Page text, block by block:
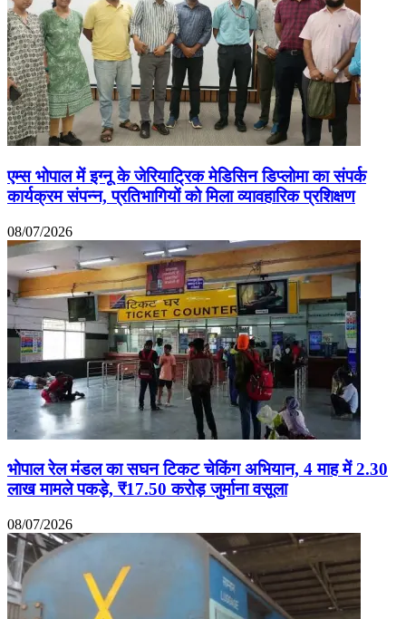
एम्स भोपाल में इग्नू के जेरियाट्रिक मेडिसिन डिप्लोमा का संपर्क
कार्यक्रम संपन्न, प्रतिभागियों को मिला व्यावहारिक प्रशिक्षण
08/07/2026
भोपाल रेल मंडल का सघन टिकट चेकिंग अभियान, 4 माह में 2.30
लाख मामले पकड़े, ₹17.50 करोड़ जुर्माना वसूला
08/07/2026